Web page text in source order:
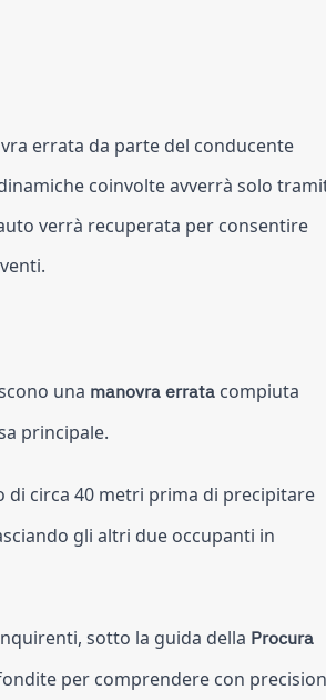
errata da parte del conducente
coinvolte avverrà solo
verrà recuperata per consentire
una manovra errata compiuta
principale.
di circa 40 metri prima di precipitare
gli altri due occupanti in
sotto la guida della Procura
per comprendere con